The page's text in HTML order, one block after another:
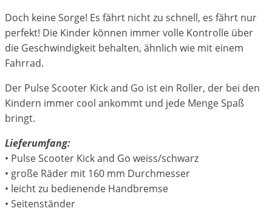
Doch keine Sorge! Es fährt nicht zu schnell, es fährt nur
perfekt! Die Kinder können immer volle Kontrolle über
die Geschwindigkeit behalten, ähnlich wie mit einem
Fahrrad.
Der Pulse Scooter Kick and Go ist ein Roller, der bei den
Kindern immer cool ankommt und jede Menge Spaß
bringt.
Lieferumfang:
• Pulse Scooter Kick and Go weiss/schwarz
• große Räder mit 160 mm Durchmesser
• leicht zu bedienende Handbremse
• Seitenständer